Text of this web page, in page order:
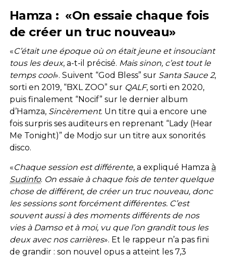
Hamza : «On essaie chaque fois
de créer un truc nouveau»
«C’était une époque où on était jeune et insouciant
tous les deux, a-t-il précisé. Mais sinon, c’est tout le
temps cool». Suivent “God Bless” sur Santa Sauce 2,
sorti en 2019, “BXL ZOO” sur QALF, sorti en 2020,
puis finalement “Nocif” sur le dernier album
d’Hamza, Sincèrement. Un titre qui a encore une
fois surpris ses auditeurs en reprenant “Lady (Hear
Me Tonight)” de Modjo sur un titre aux sonorités
disco.
«Chaque session est différente, a expliqué Hamza à
Sudinfo. On essaie à chaque fois de tenter quelque
chose de différent, de créer un truc nouveau, donc
les sessions sont forcément différentes. C’est
souvent aussi à des moments différents de nos
vies à Damso et à moi, vu que l’on grandit tous les
deux avec nos carrières». Et le rappeur n’a pas fini
de grandir : son nouvel opus a atteint les 7,3